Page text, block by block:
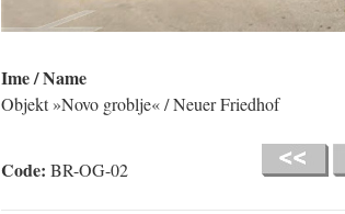
Ime / Name
Objekt »Novo groblje« / Neuer Friedhof
Code: BR-OG-02